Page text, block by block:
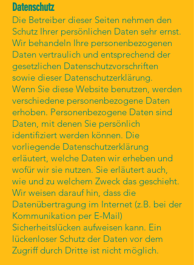
Datenschutz
Die Betreiber dieser Seiten nehmen den
Schutz Ihrer persönlichen Daten sehr ernst.
Wir behandeln Ihre personenbezogenen
Daten vertraulich und entsprechend der
gesetzlichen Datenschutzvorschriften
sowie dieser Datenschutzerklärung.
Wenn Sie diese Website benutzen, werden
verschiedene personenbezogene Daten
erhoben. Personenbezogene Daten sind
Daten, mit denen Sie persönlich
identifiziert werden können. Die
vorliegende Datenschutzerklärung
erläutert, welche Daten wir erheben und
wofür wir sie nutzen. Sie erläutert auch,
wie und zu welchem Zweck das geschieht.
Wir weisen darauf hin, dass die
Datenübertragung im Internet (z.B. bei der
Kommunikation per E-Mail)
Sicherheitslücken aufweisen kann. Ein
lückenloser Schutz der Daten vor dem
Zugriff durch Dritte ist nicht möglich.